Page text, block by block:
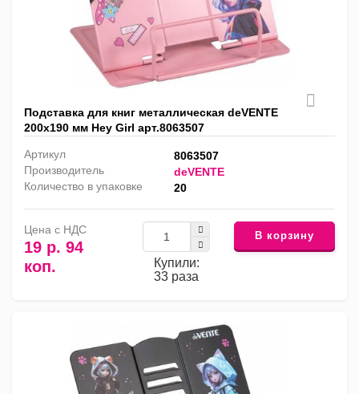
Подставка для книг металлическая deVENTE
200х190 мм Hey Girl арт.8063507
Артикул
8063507
Производитель
deVENTE
Количество в упаковке
20
Цена с НДС
19 р. 94
коп.
Купили:
33 раза
В корзину